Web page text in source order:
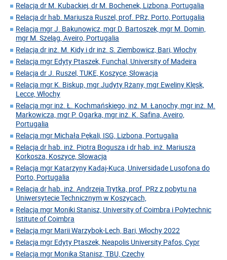
Relacja dr M. Kubackiej, dr M. Bochenek, Lizbona, Portugalia
Relacja dr hab. Mariusza Ruszel, prof. PRz, Porto, Portugalia
Relacja mgr J. Bakunowicz, mgr D. Bartoszek, mgr M. Domin,
mgr M. Szeląg, Aveiro, Portugalia
Relacja dr inż. M. Kidy i dr inż. S. Ziembowicz, Bari, Włochy
Relacja mgr Edyty Ptaszek, Funchal, University of Madeira
Relacja dr J. Ruszel, TUKE, Koszyce, Słowacja
Relacja mgr K. Biskup, mgr Judyty Rżany, mgr Eweliny Klęsk,
Lecce, Włochy
Relacja mgr inż. Ł. Kochmańskiego, inż. M. Łanochy, mgr inż. M.
Markowicza, mgr P. Ogarka, mgr inż. K. Safina, Aveiro,
Portugalia
Relacja mgr Michała Pękali, ISG, Lizbona, Portugalia
Relacja dr hab. inż. Piotra Bogusza i dr hab. inż. Mariusza
Korkosza, Koszyce, Słowacja
Relacja mgr Katarzyny Kadaj-Kuca, Universidade Lusofona do
Porto, Portugalia
Relacja dr hab. inż. Andrzeja Trytka, prof. PRz z pobytu na
Uniwersytecie Technicznym w Koszycach,
Relacja mgr Moniki Stanisz, University of Coimbra i Polytechnic
Istitute of Coimbra
Relacja mgr Marii Warzybok-Lech, Bari, Włochy 2022
Relacja mgr Edyty Ptaszek, Neapolis University Pafos, Cypr
Relacja mgr Monika Stanisz, TBU, Czechy